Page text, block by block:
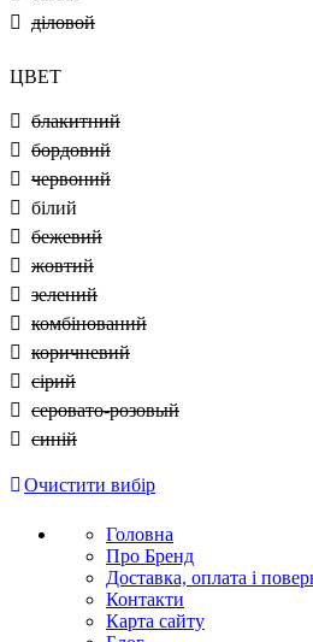
діловой
ЦВЕТ
блакитний
бордовий
червоний
білий
бежевий
жовтий
зелений
комбінований
коричневий
сірий
серовато-розовый
синій
Очистити вибір
Головна
Про Бренд
Доставка, оплата і
Контакти
Карта сайту